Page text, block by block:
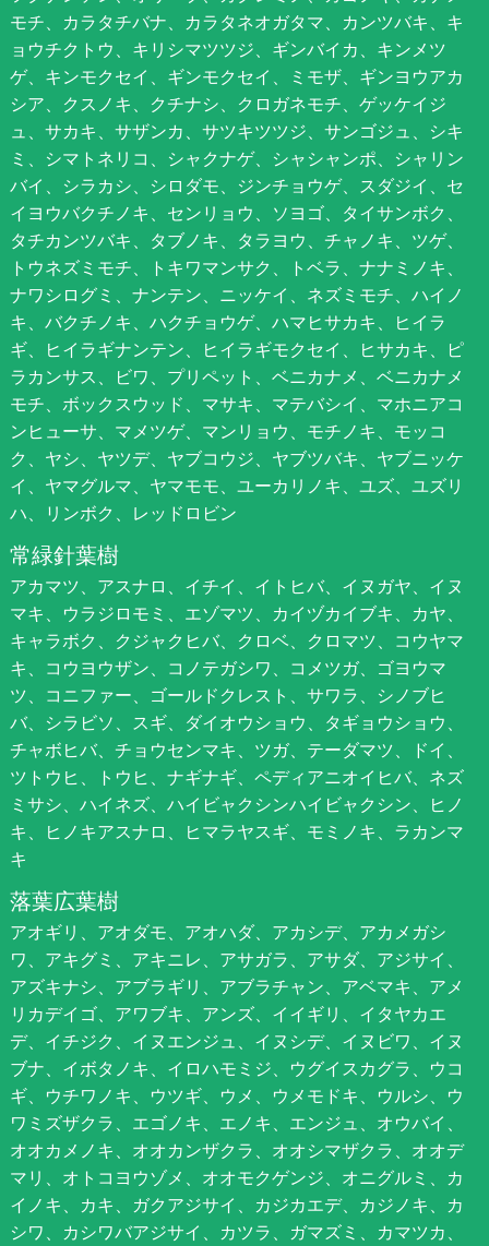
モチ、カラタチバナ、カラタネオガタマ、カンツバキ、キ
ョウチクトウ、キリシマツツジ、ギンバイカ、キンメツ
ゲ、キンモクセイ、ギンモクセイ、ミモザ、ギンヨウアカ
シア、クスノキ、クチナシ、クロガネモチ、ゲッケイジ
ュ、サカキ、サザンカ、サツキツツジ、サンゴジュ、シキ
ミ、シマトネリコ、シャクナゲ、シャシャンポ、シャリン
バイ、シラカシ、シロダモ、ジンチョウゲ、スダジイ、セ
イヨウバクチノキ、センリョウ、ソヨゴ、タイサンボク、
タチカンツバキ、タブノキ、タラヨウ、チャノキ、ツゲ、
トウネズミモチ、トキワマンサク、トベラ、ナナミノキ、
ナワシログミ、ナンテン、ニッケイ、ネズミモチ、ハイノ
キ、バクチノキ、ハクチョウゲ、ハマヒサカキ、ヒイラ
ギ、ヒイラギナンテン、ヒイラギモクセイ、ヒサカキ、ピ
ラカンサス、ビワ、プリペット、ベニカナメ、ベニカナメ
モチ、ボックスウッド、マサキ、マテバシイ、マホニアコ
ンヒューサ、マメツゲ、マンリョウ、モチノキ、モッコ
ク、ヤシ、ヤツデ、ヤブコウジ、ヤブツバキ、ヤブニッケ
イ、ヤマグルマ、ヤマモモ、ユーカリノキ、ユズ、ユズリ
ハ、リンボク、レッドロビン
常緑針葉樹
アカマツ、アスナロ、イチイ、イトヒバ、イヌガヤ、イヌ
マキ、ウラジロモミ、エゾマツ、カイヅカイブキ、カヤ、
キャラボク、クジャクヒバ、クロベ、クロマツ、コウヤマ
キ、コウヨウザン、コノテガシワ、コメツガ、ゴヨウマ
ツ、コニファー、ゴールドクレスト、サワラ、シノブヒ
バ、シラビソ、スギ、ダイオウショウ、タギョウショウ、
チャボヒバ、チョウセンマキ、ツガ、テーダマツ、ドイ、
ツトウヒ、トウヒ、ナギナギ、ペディアニオイヒバ、ネズ
ミサシ、ハイネズ、ハイビャクシンハイビャクシン、ヒノ
キ、ヒノキアスナロ、ヒマラヤスギ、モミノキ、ラカンマ
キ
落葉広葉樹
アオギリ、アオダモ、アオハダ、アカシデ、アカメガシ
ワ、アキグミ、アキニレ、アサガラ、アサダ、アジサイ、
アズキナシ、アブラギリ、アブラチャン、アベマキ、アメ
リカデイゴ、アワブキ、アンズ、イイギリ、イタヤカエ
デ、イチジク、イヌエンジュ、イヌシデ、イヌビワ、イヌ
ブナ、イボタノキ、イロハモミジ、ウグイスカグラ、ウコ
ギ、ウチワノキ、ウツギ、ウメ、ウメモドキ、ウルシ、ウ
ワミズザクラ、エゴノキ、エノキ、エンジュ、オウバイ、
オオカメノキ、オオカンザクラ、オオシマザクラ、オオデ
マリ、オトコヨウゾメ、オオモクゲンジ、オニグルミ、カ
イノキ、カキ、ガクアジサイ、カジカエデ、カジノキ、カ
シワ、カシワバアジサイ、カツラ、ガマズミ、カマツカ、